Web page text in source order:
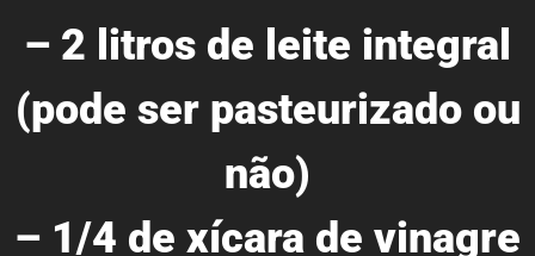
– 2 litros de leite integral
(pode ser pasteurizado ou
não)
– 1/4 de xícara de vinagre